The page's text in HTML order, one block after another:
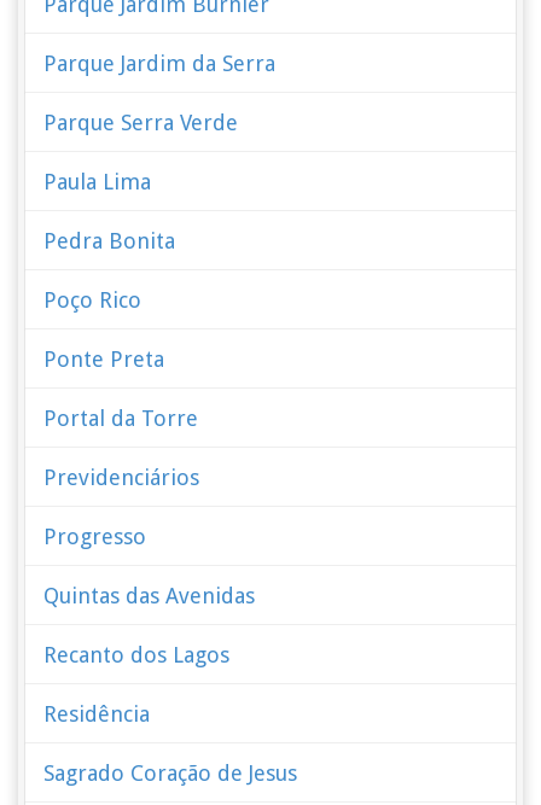
Parque Jardim da Serra
Parque Serra Verde
Paula Lima
Pedra Bonita
Poço Rico
Ponte Preta
Portal da Torre
Previdenciários
Progresso
Quintas das Avenidas
Recanto dos Lagos
Residência
Sagrado Coração de Jesus